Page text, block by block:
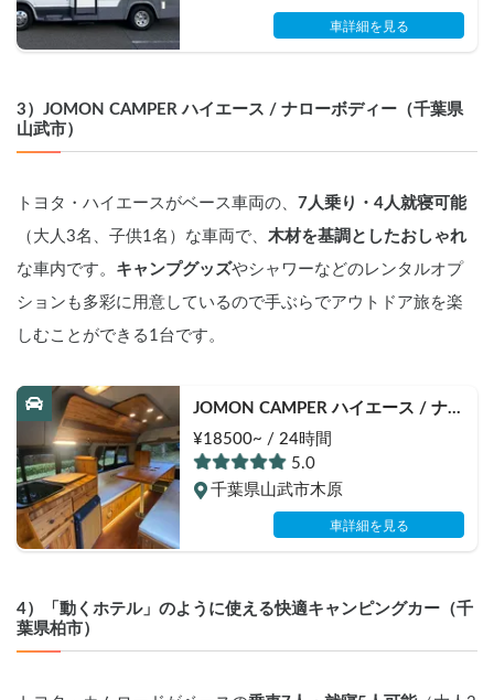
車詳細を見る
3）JOMON CAMPER ハイエース / ナローボディー（千葉県
山武市）
トヨタ・ハイエースがベース車両の、 7人乗り・4人就寝可能
（大人3名、子供1名）な車両で、 木材を基調としたおしゃれ
な車内です。 キャンプグッズやシャワーなどのレンタルオプ
ションも多彩に用意しているので手ぶらでアウトドア旅を楽
しむことができる1台です。
JOMON CAMPER ハイエース / ナロ
ーボディーで運転しやすい / 快適設
備 / 4人就寝 / 6人掛けパーティーモ
ードテーブル / エアコン＆ヒーター
/ バーベキュー用品＆キャンプ用品
貸出あり / ペット可 / 成田空港送迎
¥18500~ / 24時間
5.0
千葉県山武市木原
車詳細を見る
4）「動くホテル」のように使える快適キャンピングカー（千
葉県柏市）